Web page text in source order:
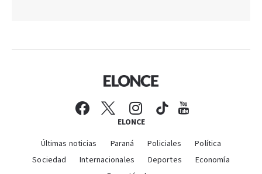
ELONCE
Últimas noticias Paraná Policiales
Política
Sociedad
Internacionales Deportes
Economía